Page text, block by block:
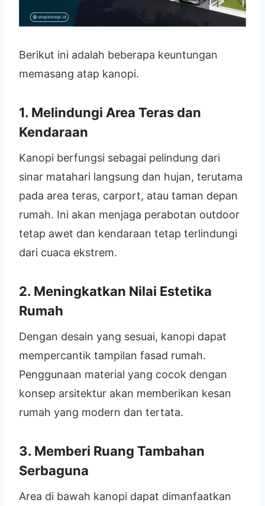
Berikut ini adalah beberapa keuntungan
memasang atap kanopi.
1. Melindungi Area Teras dan
Kendaraan
Kanopi berfungsi sebagai pelindung dari
sinar matahari langsung dan hujan, terutama
pada area teras, carport, atau taman depan
rumah. Ini akan menjaga perabotan outdoor
tetap awet dan kendaraan tetap terlindungi
dari cuaca ekstrem.
2. Meningkatkan Nilai Estetika
Rumah
Dengan desain yang sesuai, kanopi dapat
mempercantik tampilan fasad rumah.
Penggunaan material yang cocok dengan
konsep arsitektur akan memberikan kesan
rumah yang modern dan tertata.
3. Memberi Ruang Tambahan
Serbaguna
Area di bawah kanopi dapat dimanfaatkan